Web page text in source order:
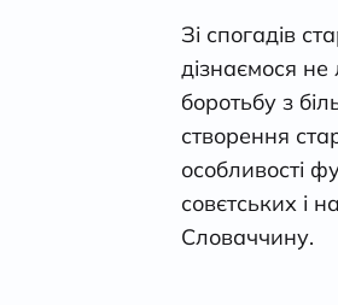
Зі спогадів
дізнаємося
боротьбу з
створення
особливості
совєтських і
Словаччину.